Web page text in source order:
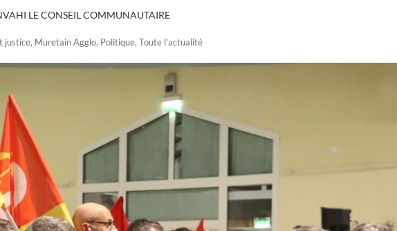
LE CONSEIL COMMUNAUTAIRE
justice, Muretain Agglo, Politique, Toute l'actualité